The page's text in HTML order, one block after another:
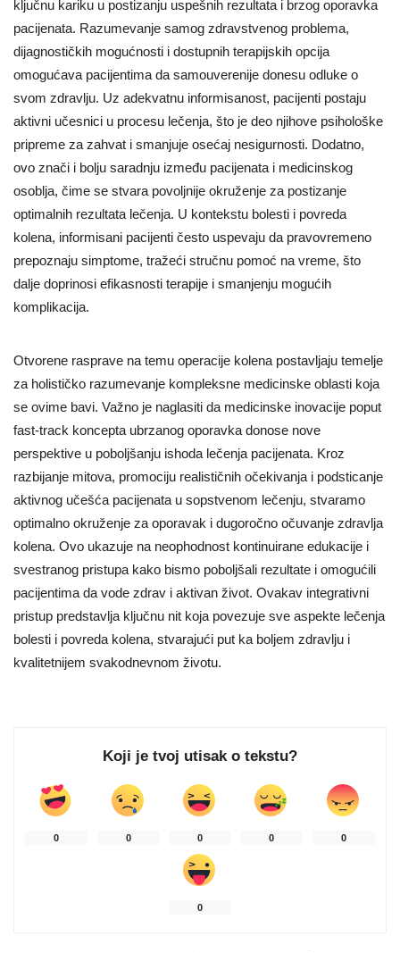
ključnu kariku u postizanju uspešnih rezultata i brzog oporavka
pacijenata. Razumevanje samog zdravstvenog problema,
dijagnostičkih mogućnosti i dostupnih terapijskih opcija
omogućava pacijentima da samouverenije donesu odluke o
svom zdravlju. Uz adekvatnu informisanost, pacijenti postaju
aktivni učesnici u procesu lečenja, što je deo njihove psihološke
pripreme za zahvat i smanjuje osećaj nesigurnosti. Dodatno,
ovo znači i bolju saradnju između pacijenata i medicinskog
osoblja, čime se stvara povoljnije okruženje za postizanje
optimalnih rezultata lečenja. U kontekstu bolesti i povreda
kolena, informisani pacijenti često uspevaju da pravovremeno
prepoznaju simptome, tražeći stručnu pomoć na vreme, što
dalje doprinosi efikasnosti terapije i smanjenju mogućih
komplikacija.
Otvorene rasprave na temu operacije kolena postavljaju temelje
za holističko razumevanje kompleksne medicinske oblasti koja
se ovime bavi. Važno je naglasiti da medicinske inovacije poput
fast-track koncepta ubrzanog oporavka donose nove
perspektive u poboljšanju ishoda lečenja pacijenata. Kroz
razbijanje mitova, promociju realističnih očekivanja i podsticanje
aktivnog učešća pacijenata u sopstvenom lečenju, stvaramo
optimalno okruženje za oporavak i dugoročno očuvanje zdravlja
kolena. Ovo ukazuje na neophodnost kontinuirane edukacije i
svestranog pristupa kako bismo poboljšali rezultate i omogućili
pacijentima da vode zdrav i aktivan život. Ovakav integrativni
pristup predstavlja ključnu nit koja povezuje sve aspekte lečenja
bolesti i povreda kolena, stvarajući put ka boljem zdravlju i
kvalitetnijem svakodnevnom životu.
Koji je tvoj utisak o tekstu?
0 0 0 0 0
0